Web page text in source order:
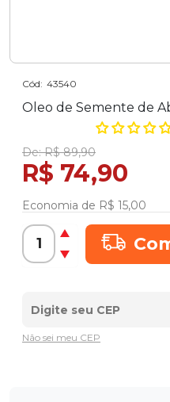
Cód: 43540
Oleo de Semente de
De:R$ 89,90
R$ 74,90
Economia de R$ 15,00
Não sei meu CEP